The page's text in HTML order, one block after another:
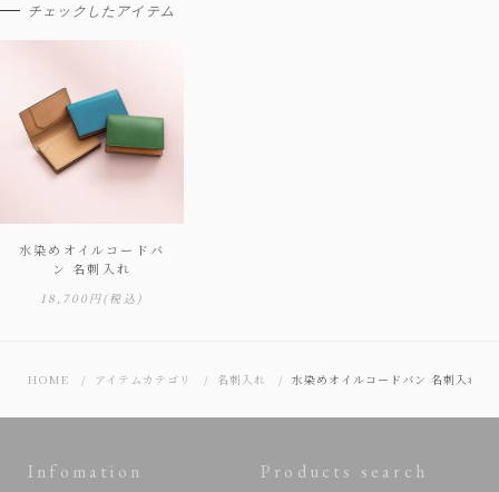
チェックしたアイテム
水染めオイルコードバ
ン 名刺入れ
18,700円(税込)
HOME アイテムカテゴリ 名刺入れ 水染めオイルコードバン 名刺入れ
Infomation Products search